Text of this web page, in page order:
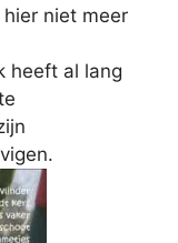
niet meer
heeft al lang